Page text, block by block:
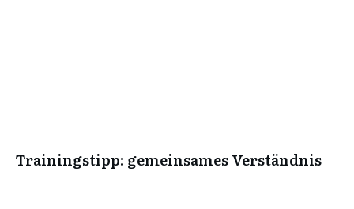
Trainingstipp: gemeinsames Verständnis